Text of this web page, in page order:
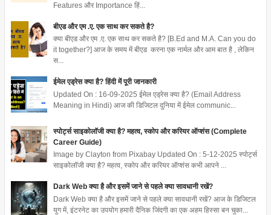
Features और Importance हिं...
बीएड और एम .ए. एक साथ कर सकते है?
क्या बीएड और एम .ए. एक साथ कर सकते है? [B.Ed and M.A. Can you do
it together?] आज के समय में बीएड करना एक नार्मल और आम बात है , लेकिन
स...
ईमेल एड्रेस क्या है? हिंदी में पूरी जानकारी
Updated On : 16-09-2025 ईमेल एड्रेस क्या है? (Email Address
Meaning in Hindi) आज की डिजिटल दुनिया में ईमेल communic...
स्पोर्ट्स साइकोलॉजी क्या है? महत्व, स्कोप और करियर ऑप्शंस (Complete
Career Guide)
Image by Clayton from Pixabay Updated On : 5-12-2025 स्पोर्ट्स
साइकोलॉजी क्या है? महत्व, स्कोप और करियर ऑप्शंस कभी आपने ...
Dark Web क्या है और इसमें जाने से पहले क्या सावधानी रखें?
Dark Web क्या है और इसमें जाने से पहले क्या सावधानी रखें? आज के डिजिटल
युग में, इंटरनेट का उपयोग हमारी दैनिक जिंदगी का एक अहम हिस्सा बन चुका...